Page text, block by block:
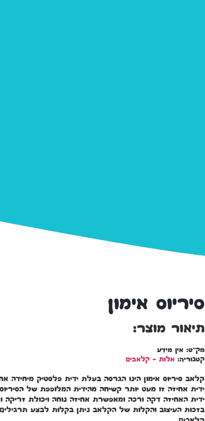
סיריוס אימון
תיאור מוצר:
מק"ט: אין מידע
קטגוריה: אלות – קלאבים
קלאב סיריוס אימון הינו הגרסה בעלת ידית פלסטיק מיחידה
ידית אחיזה זו מעט יותר קשיחה מהידית המלופפת של
ידית האחיזה דקה ורכה ומאפשרת אחיזה נוחה ויכולת זריקה
בזכות העיצוב והקלות של הקלאב ניתן בקלות לבצע